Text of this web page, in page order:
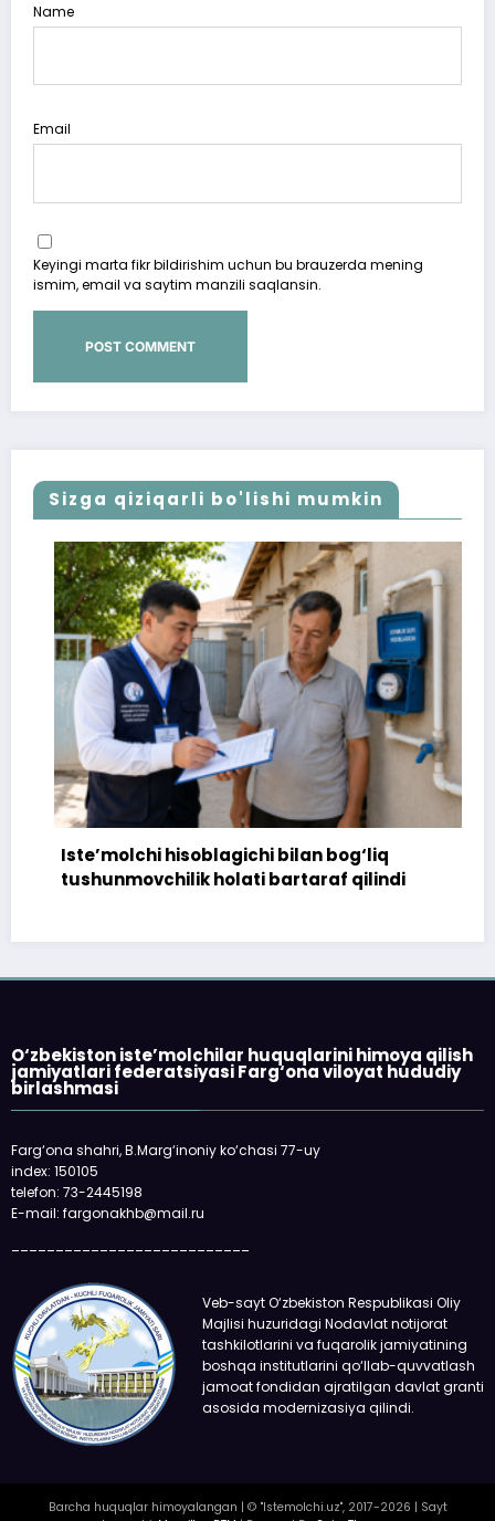
Name
Email
Keyingi marta fikr bildirishim uchun bu brauzerda mening
ismim, email va saytim manzili saqlansin.
Sizga qiziqarli bo'lishi mumkin
Iste’molchi hisoblagichi bilan bog‘liq
tushunmovchilik holati bartaraf qilindi
O‘zbekiston iste’molchilar huquqlarini himoya qilish
jamiyatlari federatsiyasi Farg‘ona viloyat hududiy
birlashmasi
Farg‘ona shahri, B.Marg‘inoniy ko‘chasi 77-uy
index: 150105
telefon: 73-2445198
E-mail: fargonakhb@mail.ru
Veb-sayt O‘zbekiston Respublikasi Oliy
Majlisi huzuridagi Nodavlat notijorat
tashkilotlarini va fuqarolik jamiyatining
boshqa institutlarini qo‘llab-quvvatlash
jamoat fondidan ajratilgan davlat granti
asosida modernizasiya qilindi.
Barcha huquqlar himoyalangan | © "Istemolchi.uz", 2017-2026 | Sayt